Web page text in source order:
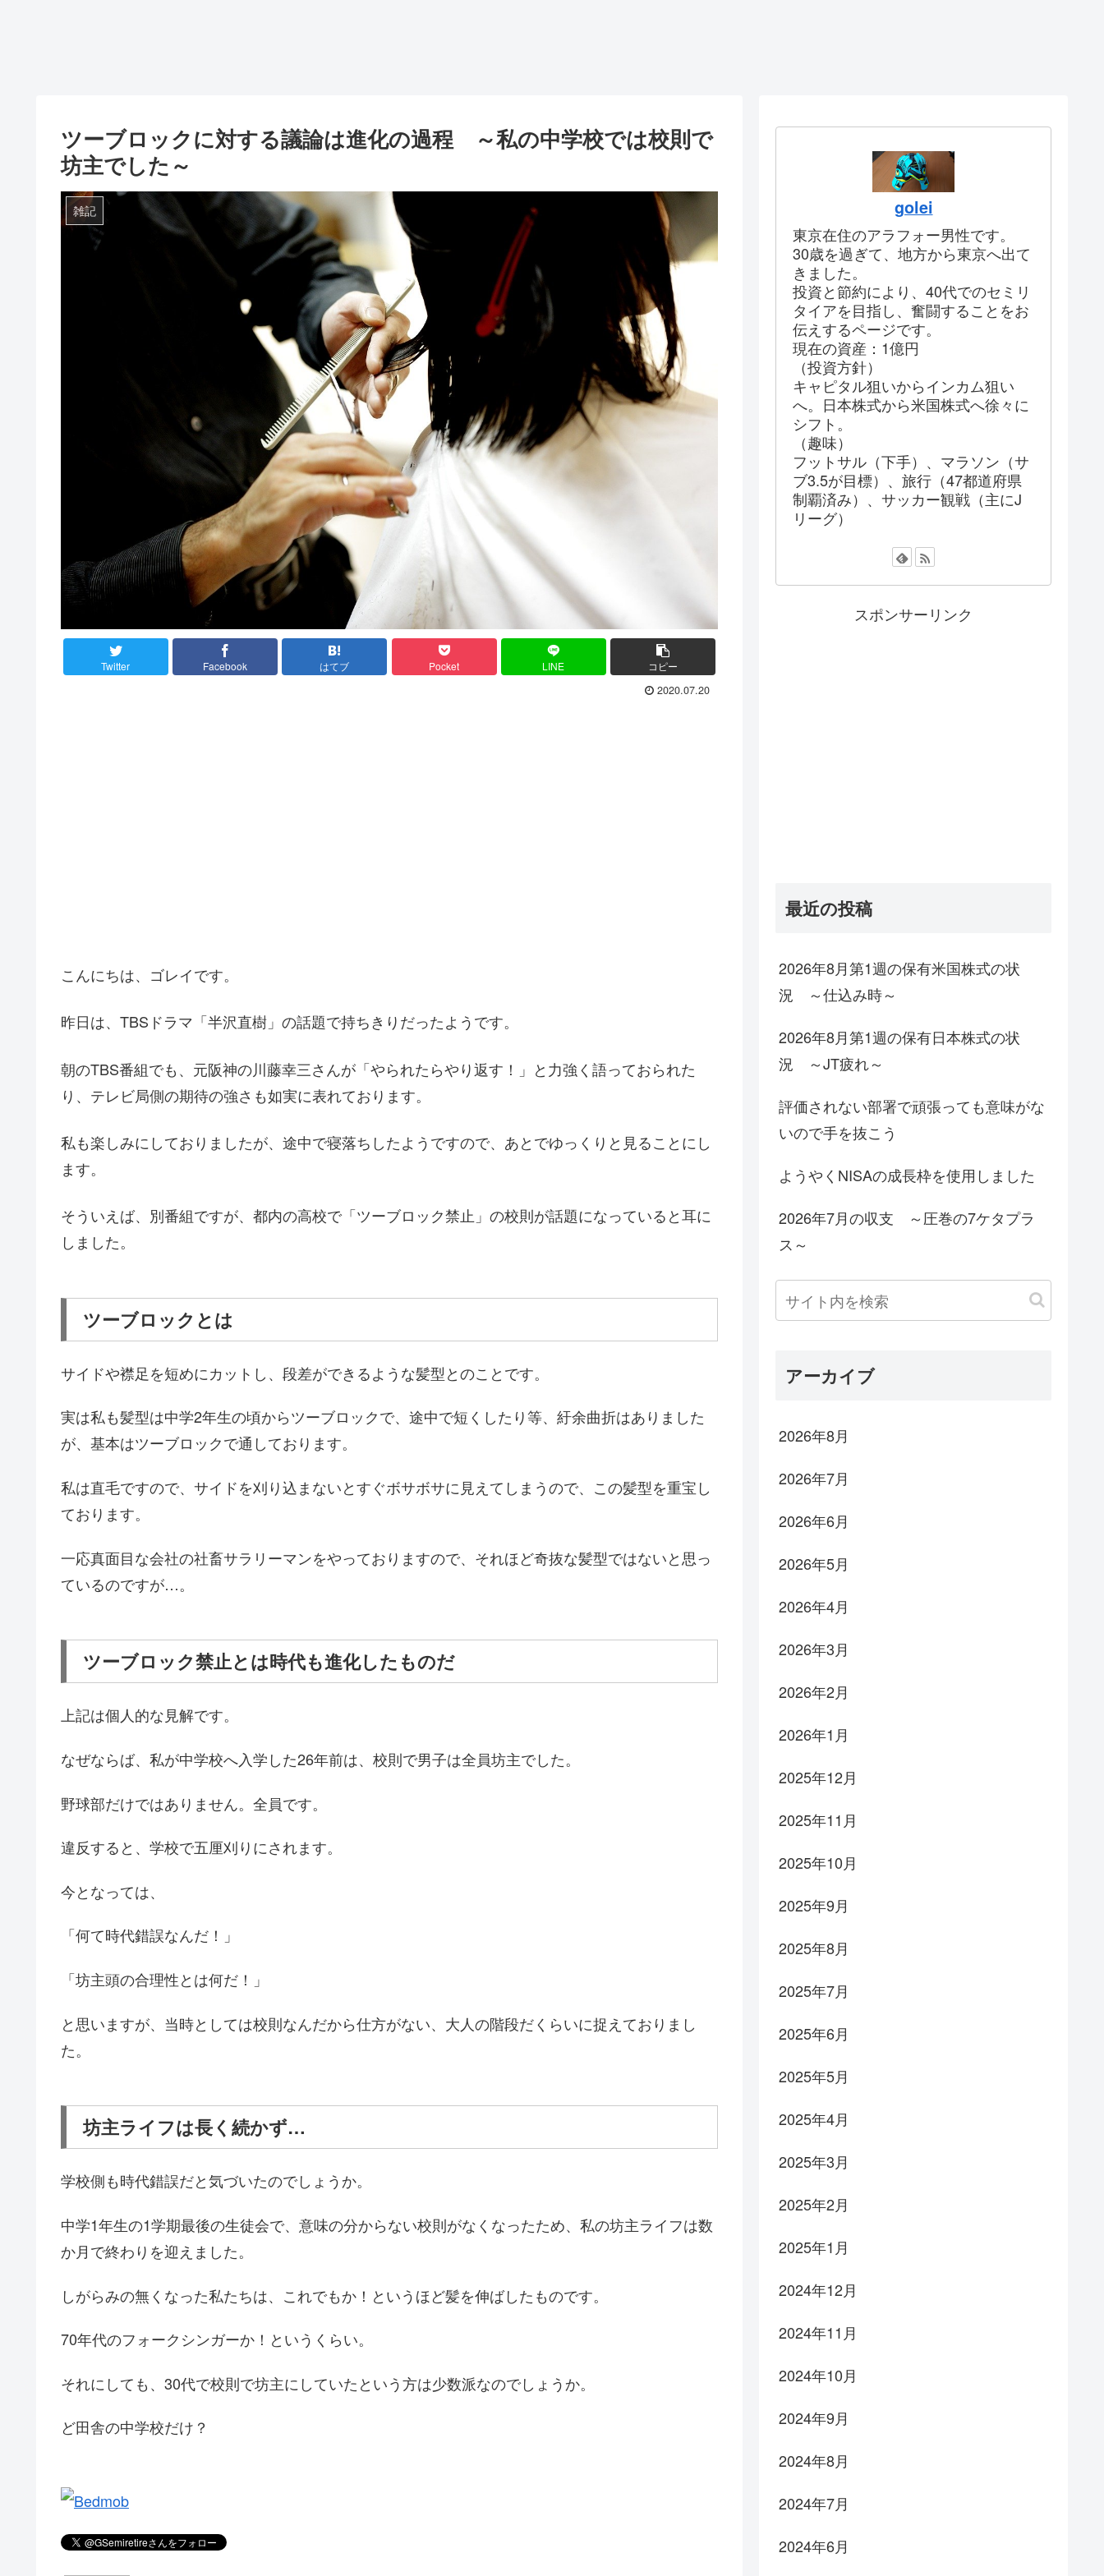
ツーブロックに対する議論は進化の過程 ～私の中学校では校則で
坊主でした～
雑記
Twitter Facebook はてブ Pocket LINE コピー
2020.07.20
こんにちは、ゴレイです。
昨日は、TBSドラマ「半沢直樹」の話題で持ちきりだったようです。
朝のTBS番組でも、元阪神の川藤幸三さんが「やられたらやり返す！」と力強く語っておられた
り、テレビ局側の期待の強さも如実に表れております。
私も楽しみにしておりましたが、途中で寝落ちしたようですので、あとでゆっくりと見ることにし
ます。
そういえば、別番組ですが、都内の高校で「ツーブロック禁止」の校則が話題になっていると耳に
しました。
ツーブロックとは
サイドや襟足を短めにカットし、段差ができるような髪型とのことです。
実は私も髪型は中学2年生の頃からツーブロックで、途中で短くしたり等、紆余曲折はありました
が、基本はツーブロックで通しております。
私は直毛ですので、サイドを刈り込まないとすぐボサボサに見えてしまうので、この髪型を重宝し
ております。
一応真面目な会社の社畜サラリーマンをやっておりますので、それほど奇抜な髪型ではないと思っ
ているのですが…。
ツーブロック禁止とは時代も進化したものだ
上記は個人的な見解です。
なぜならば、私が中学校へ入学した26年前は、校則で男子は全員坊主でした。
野球部だけではありません。全員です。
違反すると、学校で五厘刈りにされます。
今となっては、
「何て時代錯誤なんだ！」
「坊主頭の合理性とは何だ！」
と思いますが、当時としては校則なんだから仕方がない、大人の階段だくらいに捉えておりまし
た。
坊主ライフは長く続かず…
学校側も時代錯誤だと気づいたのでしょうか。
中学1年生の1学期最後の生徒会で、意味の分からない校則がなくなったため、私の坊主ライフは数
か月で終わりを迎えました。
しがらみの無くなった私たちは、これでもか！というほど髪を伸ばしたものです。
70年代のフォークシンガーか！というくらい。
それにしても、30代で校則で坊主にしていたという方は少数派なのでしょうか。
ど田舎の中学校だけ？
golei
東京在住のアラフォー男性です。
30歳を過ぎて、地方から東京へ出て
きました。
投資と節約により、40代でのセミリ
タイアを目指し、奮闘することをお
伝えするページです。
現在の資産：1億円
（投資方針）
キャピタル狙いからインカム狙い
へ。日本株式から米国株式へ徐々に
シフト。
（趣味）
フットサル（下手）、マラソン（サ
ブ3.5が目標）、旅行（47都道府県
制覇済み）、サッカー観戦（主にJ
リーグ）
スポンサーリンク
最近の投稿
2026年8月第1週の保有米国株式の状
況 ～仕込み時～
2026年8月第1週の保有日本株式の状
況 ～JT疲れ～
評価されない部署で頑張っても意味がな
いので手を抜こう
ようやくNISAの成長枠を使用しました
2026年7月の収支 ～圧巻の7ケタプラ
ス～
アーカイブ
2026年8月
2026年7月
2026年6月
2026年5月
2026年4月
2026年3月
2026年2月
2026年1月
2025年12月
2025年11月
2025年10月
2025年9月
2025年8月
2025年7月
2025年6月
2025年5月
2025年4月
2025年3月
2025年2月
2025年1月
2024年12月
2024年11月
2024年10月
2024年9月
2024年8月
2024年7月
2024年6月